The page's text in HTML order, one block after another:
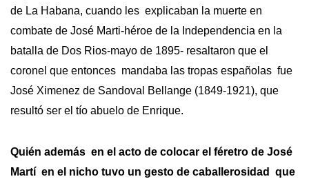
de La Habana, cuando les explicaban la muerte en
combate de José Marti-héroe de la Independencia en la
batalla de Dos Rios-mayo de 1895- resaltaron que el
coronel que entonces mandaba las tropas españolas fue
José Ximenez de Sandoval Bellange (1849-1921), que
resultó ser el tío abuelo de Enrique.
Quién además en el acto de colocar el féretro de José
Martí en el nicho tuvo un gesto de caballerosidad que